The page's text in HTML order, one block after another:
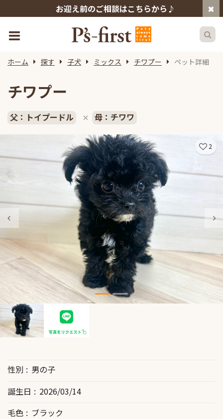
お迎え前のご相談はこちらから♪
ホーム 探す 子犬 ミックス チワプー ペット詳細
チワプー
父：トイプードル × 母：チワワ
2
性別
男の子
誕生日
2026/03/14
毛色
ブラック